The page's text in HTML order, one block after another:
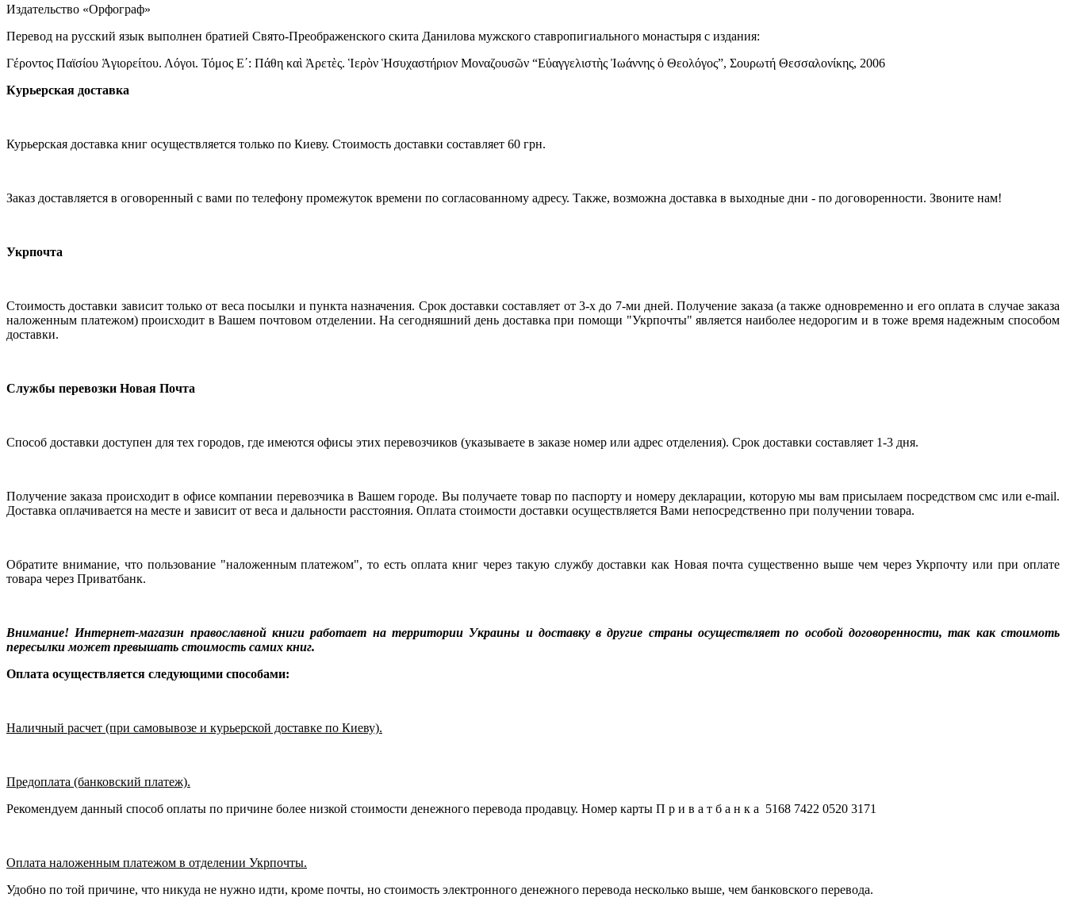
Издательство «Орфограф»
Перевод на русский язык выполнен братией Свято-Преображенского скита Данилова мужского ставропигиального монастыря с издания:
Γέροντος Παϊσίου Ἁγιορείτου. Λόγοι. Τόμος Ε΄: Πάθη καὶ Ἀρετὲς. Ἱερὸν Ἡσυχαστήριον Μοναζουσῶν “Εὐαγγελιστὴς Ἰωάννης ὁ Θεολόγος”, Σουρωτή Θεσσαλονίκης, 2006
Курьерская доставка
Курьерская доставка книг осуществляется только по Киеву. Стоимость доставки составляет 60 грн.
Заказ доставляется в оговоренный с вами по телефону промежуток времени по согласованному адресу. Также, возможна доставка в выходные дни - по договоренности. Звоните нам!
Укрпочта
Стоимость доставки зависит только от веса посылки и пункта назначения. Срок доставки составляет от 3-х до 7-ми дней. Получение заказа (а также одновременно и его оплата в случае заказа
наложенным платежом) происходит в Вашем почтовом отделении. На сегодняшний день доставка при помощи "Укрпочты" является наиболее недорогим и в тоже время надежным способом
доставки.
Службы перевозки Новая Почта
Способ доставки доступен для тех городов, где имеются офисы этих перевозчиков (указываете в заказе номер или адрес отделения). Срок доставки составляет 1-3 дня.
Получение заказа происходит в офисе компании перевозчика в Вашем городе. Вы получаете товар по паспорту и номеру декларации, которую мы вам присылаем посредством смс или e-mail.
Доставка оплачивается на месте и зависит от веса и дальности расстояния. Оплата стоимости доставки осуществляется Вами непосредственно при получении товара.
Обратите внимание, что пользование "наложенным платежом", то есть оплата книг через такую службу доставки как Новая почта существенно выше чем через Укрпочту или при оплате
товара через Приватбанк.
Внимание! Интернет-магазин православной книги работает на территории Украины и доставку в другие страны осуществляет по особой договоренности, так как стоимоть
пересылки может превышать стоимость самих книг.
Оплата осуществляется следующими способами:
Наличный расчет (при самовывозе и курьерской доставке по Киеву).
Предоплата (банковский платеж).
Рекомендуем данный способ оплаты по причине более низкой стоимости денежного перевода продавцу. Номер карты П р и в а т б а н к а 5168 7422 0520 3171
Оплата наложенным платежом в отделении Укрпочты.
Удобно по той причине, что никуда не нужно идти, кроме почты, но стоимость электронного денежного перевода несколько выше, чем банковского перевода.